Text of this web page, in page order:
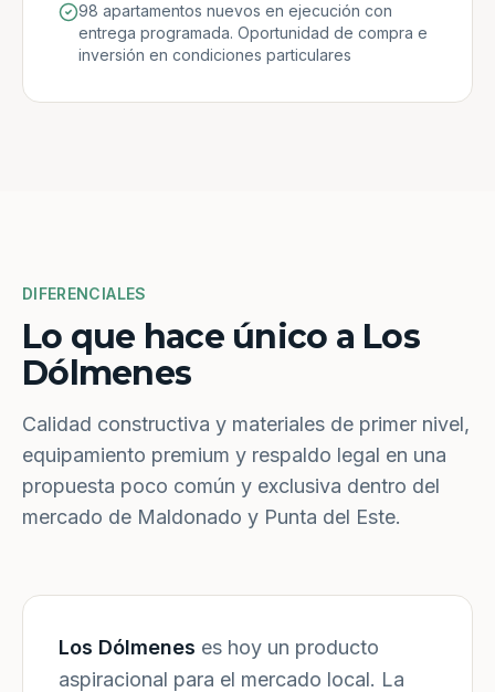
98 apartamentos nuevos en ejecución con
entrega programada. Oportunidad de compra e
inversión en condiciones particulares
DIFERENCIALES
Lo que hace único a Los
Dólmenes
Calidad constructiva y materiales de primer nivel,
equipamiento premium y respaldo legal en una
propuesta poco común y exclusiva dentro del
mercado de Maldonado y Punta del Este.
Los Dólmenes es hoy un producto
aspiracional para el mercado local. La